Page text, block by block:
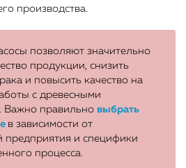
производства.
позволяют значительно
продукции, снизить
и повысить качество на
с древесными
Важно правильно выбрать
в зависимости от
предприятия и специфики
процесса.